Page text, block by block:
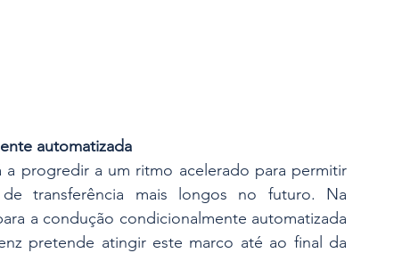
automatizada
progredir a um ritmo acelerado para permitir
transferência mais longos no futuro. Na
a condução condicionalmente automatizada
pretende atingir este marco até ao final da